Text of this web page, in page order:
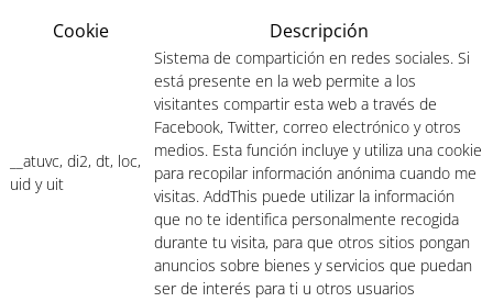
Cookie
Descripción
__atuvc, di2, dt, loc,
uid y uit
Sistema de compartición en redes sociales. Si
está presente en la web permite a los
visitantes compartir esta web a través de
Facebook, Twitter, correo electrónico y otros
medios. Esta función incluye y utiliza una cookie
para recopilar información anónima cuando me
visitas. AddThis puede utilizar la información
que no te identifica personalmente recogida
durante tu visita, para que otros sitios pongan
anuncios sobre bienes y servicios que puedan
ser de interés para ti u otros usuarios